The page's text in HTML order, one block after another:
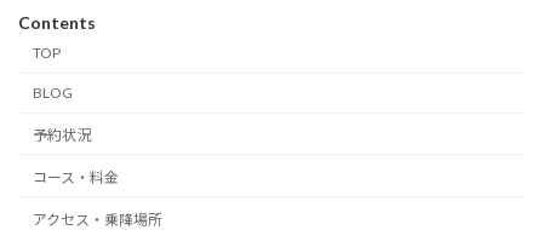
Contents
TOP
BLOG
予約状況
コース・料金
アクセス・乗降場所